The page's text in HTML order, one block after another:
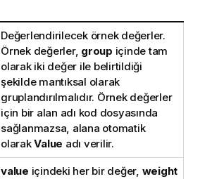
Değerlendirilecek örnek değerler.
Örnek değerler, group içinde tam
olarak iki değer ile belirtildiği
şekilde mantıksal olarak
gruplandırılmalıdır. Örnek değerler
için bir alan adı kod dosyasında
sağlanmazsa, alana otomatik
olarakValue adı verilir.
value içindeki her bir değer, weight